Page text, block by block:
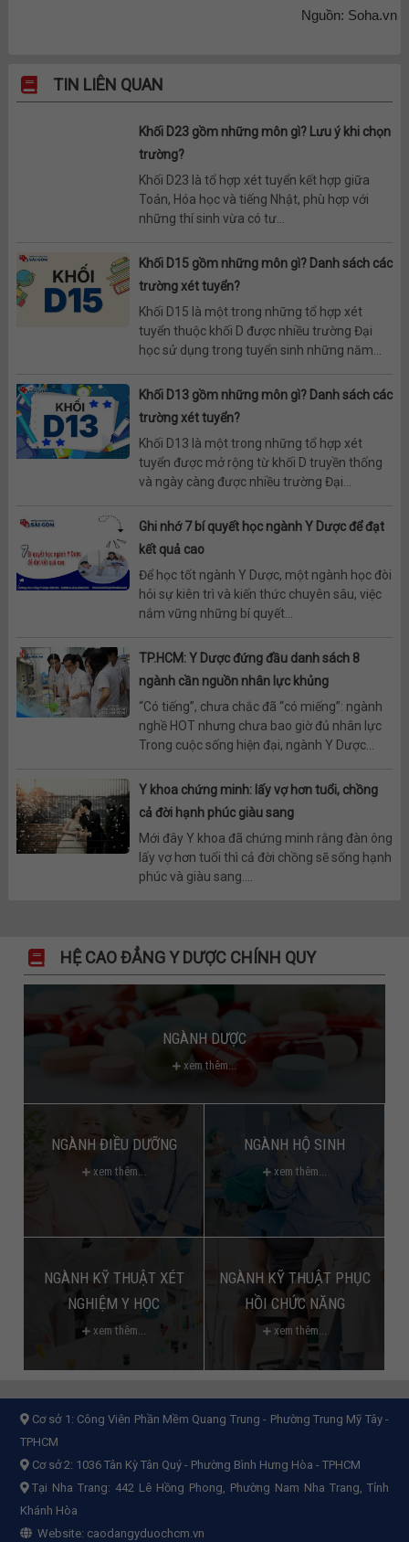
Nguồn: Soha.vn
TIN LIÊN QUAN
Khối D23 gồm những môn gì? Lưu ý khi chọn
trường?
Khối D23 là tổ hợp xét tuyển kết hợp giữa
Toán, Hóa học và tiếng Nhật, phù hợp với
những thí sinh vừa có tư...
Khối D15 gồm những môn gì? Danh sách các
trường xét tuyển?
Khối D15 là một trong những tổ hợp xét
tuyển thuộc khối D được nhiều trường Đại
học sử dụng trong tuyển sinh những năm...
Khối D13 gồm những môn gì? Danh sách các
trường xét tuyển?
Khối D13 là một trong những tổ hợp xét
tuyển được mở rộng từ khối D truyền thống
và ngày càng được nhiều trường Đại...
Ghi nhớ 7 bí quyết học ngành Y Dược để đạt
kết quả cao
Để học tốt ngành Y Dược, một ngành học đòi
hỏi sự kiên trì và kiến thức chuyên sâu, việc
nắm vững những bí quyết...
TP.HCM: Y Dược đứng đầu danh sách 8
ngành cần nguồn nhân lực khủng
“Có tiếng”, chưa chắc đã “có miếng”: ngành
nghề HOT nhưng chưa bao giờ đủ nhân lực
Trong cuộc sống hiện đại, ngành Y Dược...
Y khoa chứng minh: lấy vợ hơn tuổi, chồng
cả đời hạnh phúc giàu sang
Mới đây Y khoa đã chứng minh rằng đàn ông
lấy vợ hơn tuổi thì cả đời chồng sẽ sống hạnh
phúc và giàu sang....
HỆ CAO ĐẲNG Y DƯỢC CHÍNH QUY
NGÀNH DƯỢC
xem thêm...
NGÀNH ĐIỀU DƯỠNG
xem thêm...
NGÀNH HỘ SINH
xem thêm...
NGÀNH KỸ THUẬT XÉT
NGHIỆM Y HỌC
xem thêm...
NGÀNH KỸ THUẬT PHỤC
HỒI CHỨC NĂNG
xem thêm...
Cơ sở 1: Công Viên Phần Mềm Quang Trung - Phường Trung Mỹ Tây -
TPHCM
Cơ sở 2: 1036 Tân Kỳ Tân Quý - Phường Bình Hưng Hòa - TPHCM
Tại Nha Trang: 442 Lê Hồng Phong, Phường Nam Nha Trang, Tỉnh
Khánh Hòa
Website: caodangyduochcm.vn